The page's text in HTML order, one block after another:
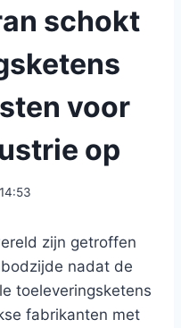
schokt
voor
op
zijn getroffen
nadat de
toeleveringsketens
fabrikanten met